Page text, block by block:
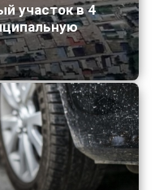
участок в 4